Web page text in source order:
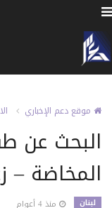
موقع دعم الإخباري
البحث
المخاضة –
لبنان منذ 4 أعوام